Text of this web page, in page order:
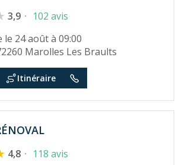
3,9
102 avis
le 24 août à 09:00
Marolles Les Braults
Itinéraire
4,8
118 avis